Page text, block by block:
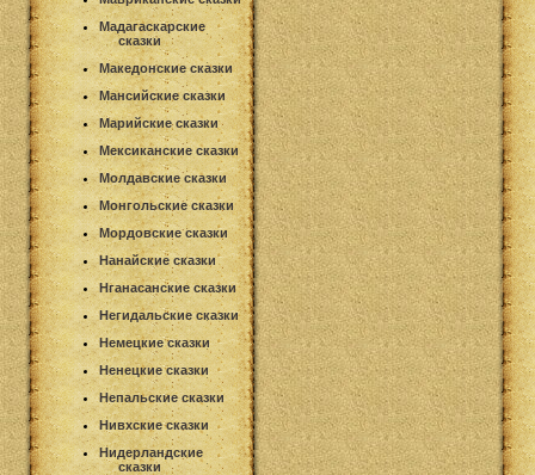
Мадагаскарские
сказки
Македонские сказки
Мансийские сказки
Марийские сказки
Мексиканские сказки
Молдавские сказки
Монгольские сказки
Мордовские сказки
Нанайские сказки
Нганасанские сказки
Негидальские сказки
Немецкие сказки
Ненецкие сказки
Непальские сказки
Нивхские сказки
Нидерландские
сказки